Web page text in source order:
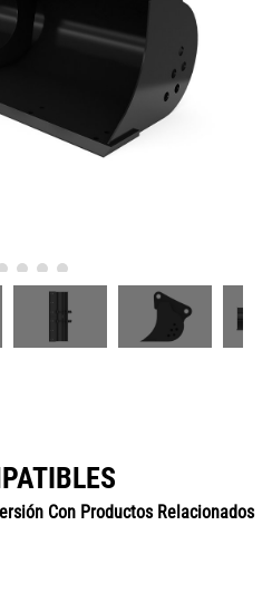
Con Productos Relacionados